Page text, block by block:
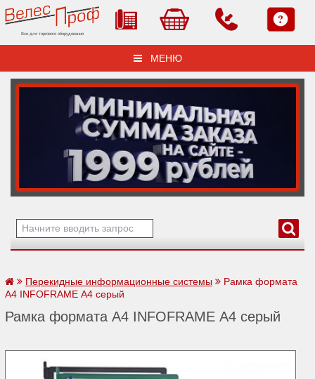
Все для торгового оборудования
МЕНЮ
Перекидные информационные системы
Рамка формата
А4 INFOFRAME А4 серый
Рамка формата А4 INFOFRAME А4 серый